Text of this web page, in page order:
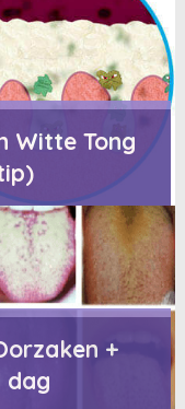
Witte Tong
+
dag